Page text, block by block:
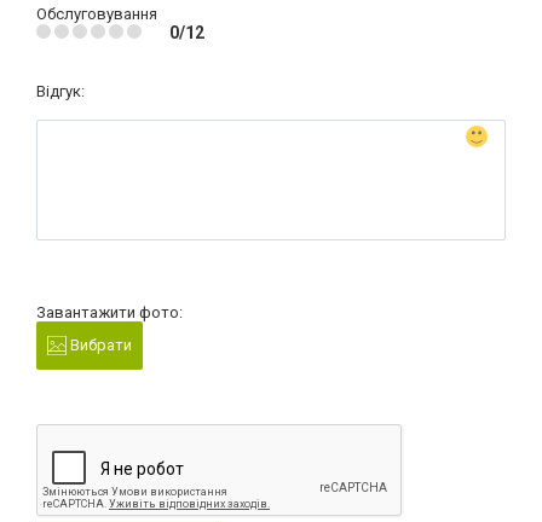
Обслуговування
0/12
Відгук:
Завантажити фото:
Вибрати